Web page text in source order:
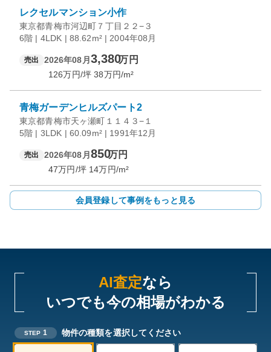
レクセルマンション小作
東京都青梅市河辺町７丁目２２−３
6階 | 4LDK | 88.62m² | 2004年08月
売出 2026年08月 3,380万円
126万円/坪 38万円/m²
青梅ガーデンヒルズパート2
東京都青梅市天ヶ瀬町１１４３−１
5階 | 3LDK | 60.09m² | 1991年12月
売出 2026年08月 850万円
47万円/坪 14万円/m²
会員登録して事例をもっと見る
AI査定なら
いつでも今の相場がわかる
STEP 1 物件の種類を選択してください